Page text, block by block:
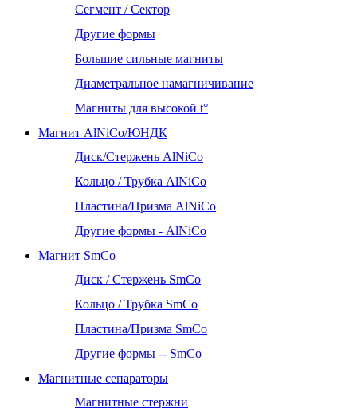
Сегмент / Сектор
Другие формы
Большие сильные магниты
Диаметральное намагничивание
Магниты для высокой t°
Магнит AlNiCo/ЮНДК
Диск/Стержень AlNiCo
Кольцо / Трубка AlNiCo
Пластина/Призма AlNiCo
Другие формы - AlNiCo
Магнит SmCo
Диск / Стержень SmCo
Кольцо / Трубка SmCo
Пластина/Призма SmCo
Другие формы -- SmCo
Магнитные сепараторы
Магнитные стержни